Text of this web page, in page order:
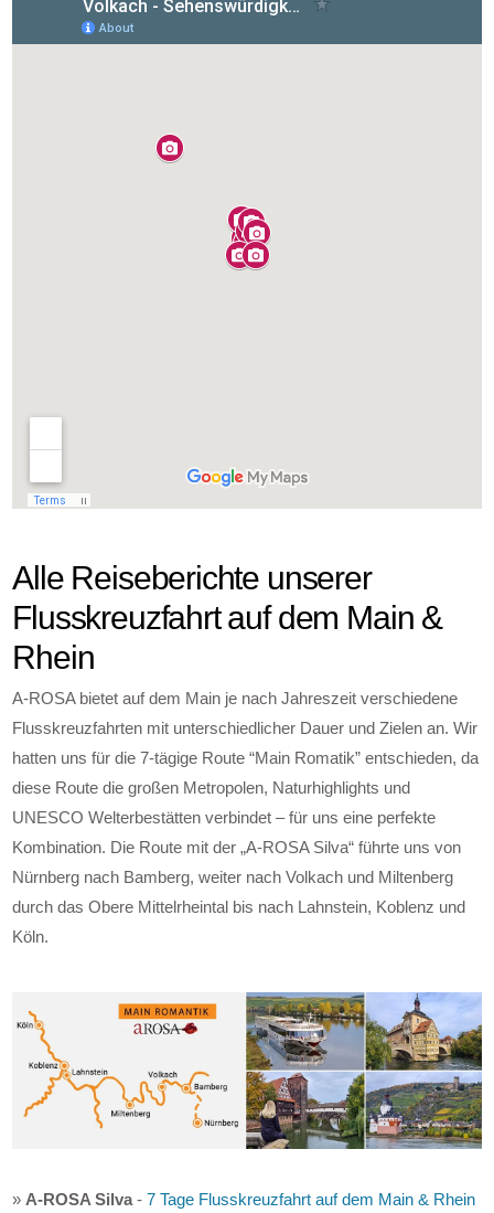
Alle Reiseberichte unserer
Flusskreuzfahrt auf dem Main &
Rhein
A-ROSA bietet auf dem Main je nach Jahreszeit verschiedene
Flusskreuzfahrten mit unterschiedlicher Dauer und Zielen an. Wir
hatten uns für die 7-tägige Route “Main Romatik” entschieden, da
diese Route die großen Metropolen, Naturhighlights und
UNESCO Welterbestätten verbindet – für uns eine perfekte
Kombination. Die Route mit der „A-ROSA Silva“ führte uns von
Nürnberg nach Bamberg, weiter nach Volkach und Miltenberg
durch das Obere Mittelrheintal bis nach Lahnstein, Koblenz und
Köln.
» A-ROSA Silva -7 Tage Flusskreuzfahrt auf dem Main & Rhein